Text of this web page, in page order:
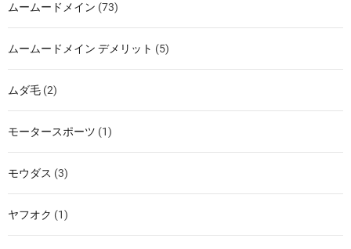
ムームードメイン (73)
ムームードメイン デメリット (5)
ムダ毛 (2)
モータースポーツ (1)
モウダス (3)
ヤフオク (1)